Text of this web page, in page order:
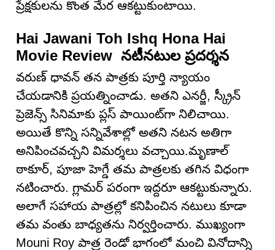
ప్రేక్షకులను కొంత మేర ఆకట్టుకుంటాయి.
Hai Jawani Toh Ishq Hona Hai
Movie Review నటీనటుల ప్రదర్శన
వరుణ్ ధావన్ తన పాత్రకు పూర్తి న్యాయం
చేయడానికి ప్రయత్నించాడు. అతని ఎనర్జీ, స్క్రీన్
ప్రెజెన్స్ సినిమాకు ప్లస్ పాయింట్‌గా నిలిచాయి.
అయితే కొన్ని సన్నివేశాల్లో అతని నటన అతిగా
అనిపించవచ్చని విమర్శలు వచ్చాయి.మృణాల్
ఠాకూర్, పూజా హెగ్డే తమ పాత్రలకు తగిన విధంగా
నటించారు. గ్లామర్ పరంగా ఇద్దరూ ఆకట్టుకున్నారు.
అలాగే సహాయ పాత్రల్లో కనిపించిన నటులు కూడా
తమ వంతు బాధ్యతను నిర్వర్తించారు. ముఖ్యంగా
Mouni Roy పాత్ర రెండో భాగంలో మంచి వినోదాన్ని